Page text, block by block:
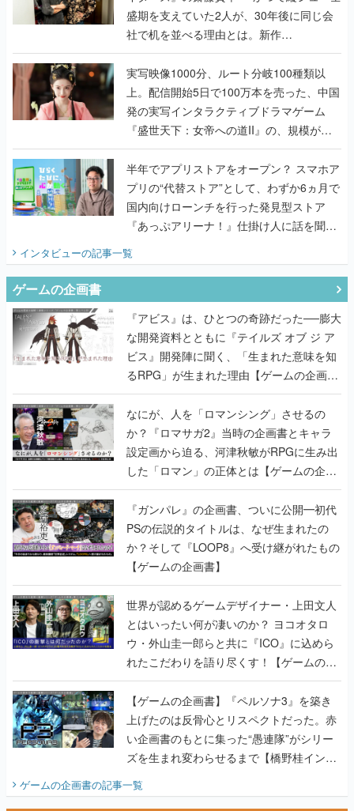
盛期を支えていた2人が、30年後に同じ会
社で机を並べる理由とは。新作
『TATSUJIN EXTREME』で初タッグを組
んだレジェンド2人に訊く開発秘話
実写映像1000分、ルート分岐100種類以
上。配信開始5日で100万本を売った、中国
発の実写インタラクティブドラマゲーム
『盛世天下：女帝への道II』の、規模が違
うこだわりをプロデューサーに聞いた
半年でアプリストアをオープン？ スマホア
プリの“代替ストア”として、わずか6ヵ月で
国内向けローンチを行った発見型ストア
『あっぷアリーナ！』仕掛け人に話を聞い
てみた
インタビューの記事一覧
ゲームの企画書
『アビス』は、ひとつの奇跡だった──膨大
な開発資料とともに『テイルズ オブ ジ ア
ビス』開発陣に聞く、「生まれた意味を知
るRPG」が生まれた理由【ゲームの企画
書】
なにが、人を「ロマンシング」させるの
か？『ロマサガ2』当時の企画書とキャラ
設定画から迫る、河津秋敏がRPGに生み出
した「ロマン」の正体とは【ゲームの企画
書】
『ガンパレ』の企画書、ついに公開━初代
PSの伝説的タイトルは、なぜ生まれたの
か？そして『LOOP8』へ受け継がれたもの
【ゲームの企画書】
世界が認めるゲームデザイナー・上田文人
とはいったい何が凄いのか？ ヨコオタロ
ウ・外山圭一郎らと共に『ICO』に込めら
れたこだわりを語り尽くす！【ゲームの企
画書】
【ゲームの企画書】『ペルソナ3』を築き
上げたのは反骨心とリスペクトだった。赤
い企画書のもとに集った“愚連隊”がシリー
ズを生まれ変わらせるまで【橋野桂インタ
ビュー】
ゲームの企画書の記事一覧